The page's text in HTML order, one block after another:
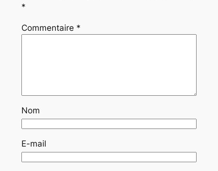
*
Commentaire *
Nom
E-mail